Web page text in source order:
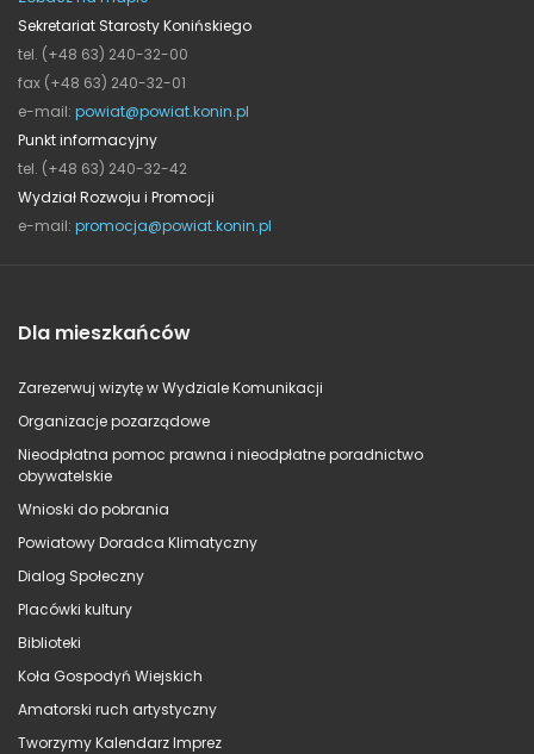
Sekretariat Starosty Konińskiego
tel. (+48 63) 240-32-00
fax (+48 63) 240-32-01
e-mail: powiat@powiat.konin.pl
Punkt informacyjny
tel. (+48 63) 240-32-42
Wydział Rozwoju i Promocji
e-mail: promocja@powiat.konin.pl
Dla mieszkańców
Zarezerwuj wizytę w Wydziale Komunikacji
Organizacje pozarządowe
Nieodpłatna pomoc prawna i nieodpłatne poradnictwo
obywatelskie
Wnioski do pobrania
Powiatowy Doradca Klimatyczny
Dialog Społeczny
Placówki kultury
Biblioteki
Koła Gospodyń Wiejskich
Amatorski ruch artystyczny
Tworzymy Kalendarz Imprez